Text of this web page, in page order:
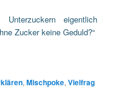
eigentlich
Zucker keine Geduld?“
,Mischpoke,Vielfrag